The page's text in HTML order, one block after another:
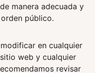
manera adecuada y
público.
en cualquier
web y cualquier
revisar